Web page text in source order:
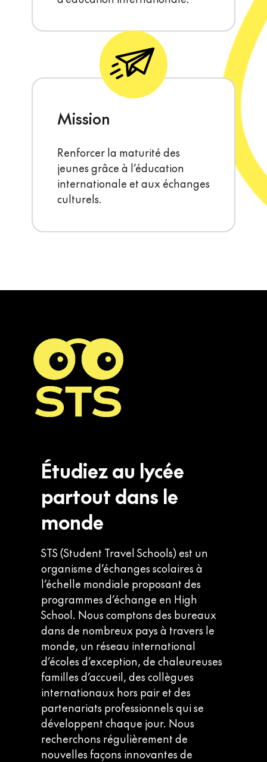
Mission
Renforcer la maturité des
jeunes grâce à l’éducation
internationale et aux échanges
culturels.
Étudiezau lycée
partout dans le
monde
STS (Student Travel Schools) est un
organisme d’échanges scolaires à
l’échelle mondiale proposant des
programmes d’échange en High
School. Nous comptons des bureaux
dans de nombreux pays à travers le
monde, un réseau international
d’écoles d’exception, de chaleureuses
familles d’accueil, des collègues
internationaux hors pair et des
partenariats professionnels qui se
développent chaque jour. Nous
recherchons régulièrement de
nouvelles façons innovantes de